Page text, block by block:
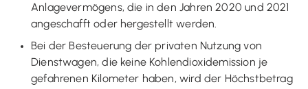
Anlagevermögens, die in den Jahren 2020 und 2021
angeschafft oder hergestellt werden.
Bei der Besteuerung der privaten Nutzung von
Dienstwagen, die keine Kohlendioxidemission je
gefahrenen Kilometer haben, wird der Höchstbetrag